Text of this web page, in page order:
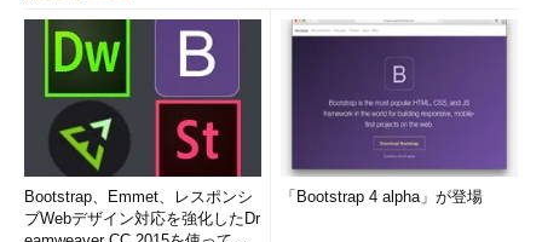
Bootstrap、Emmet、レスポンシ
ブWebデザイン対応を強化したDr
「Bootstrap 4 alpha」が登場